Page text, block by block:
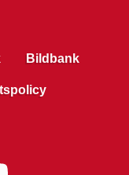
Bildbank